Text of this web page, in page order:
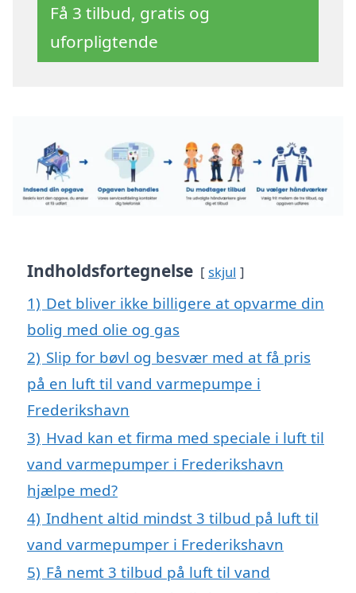
Få 3 tilbud, gratis og
uforpligtende
Indholdsfortegnelse skjul
1) Det bliver ikke billigere at opvarme din
bolig med olie og gas
2) Slip for bøvl og besvær med at få pris
på en luft til vand varmepumpe i
Frederikshavn
3) Hvad kan et firma med speciale i luft til
vand varmepumper i Frederikshavn
hjælpe med?
4) Indhent altid mindst 3 tilbud på luft til
vand varmepumper i Frederikshavn
5) Få nemt 3 tilbud på luft til vand